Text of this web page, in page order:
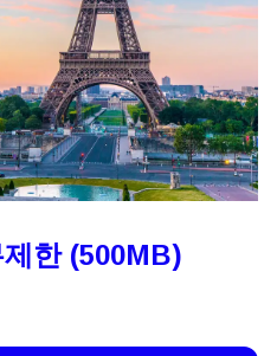
한 (500MB)